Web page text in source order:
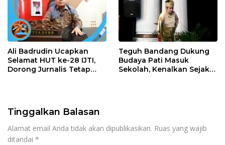
Ali Badrudin Ucapkan
Selamat HUT ke-28 IJTI,
Dorong Jurnalis Tetap
Teguh Bandang Dukung
Budaya Pati Masuk
Sekolah, Kenalkan Sejak
Tinggalkan Balasan
Alamat email Anda tidak akan dipublikasikan. Ruas yang wajib
ditandai *